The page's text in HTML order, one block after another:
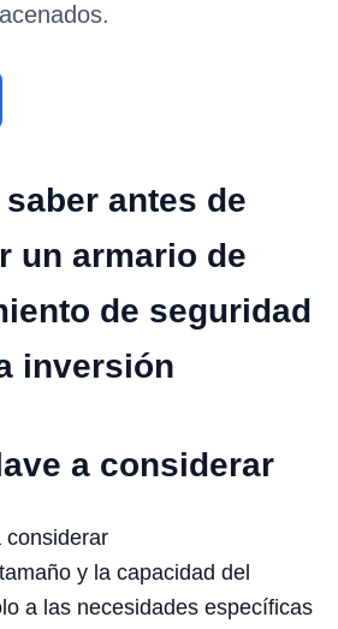
antes de
un armario de
de seguridad
inversión
a considerar
y la capacidad del
a las necesidades específicas